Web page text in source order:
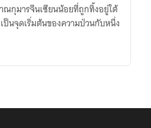
ณกุมารจีนเซียนน้อยที่ถูกทิ้งอยู่ใต้
นจุดเริ่มต้นของความป่วนกับหนึ่ง